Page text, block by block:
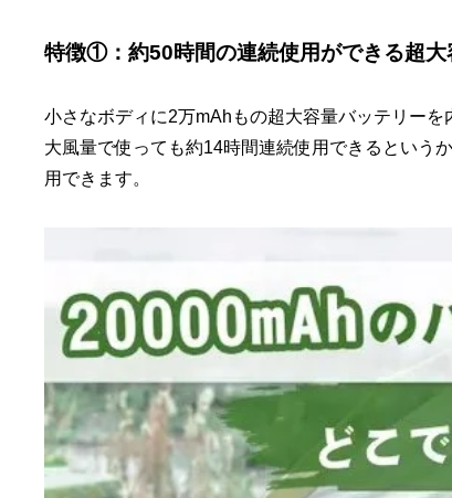
特徴①：約50時間の連続使用ができる超大
小さなボディに2万mAhもの超大容量バッテリー
大風量で使っても約14時間連続使用できるという
用できます。